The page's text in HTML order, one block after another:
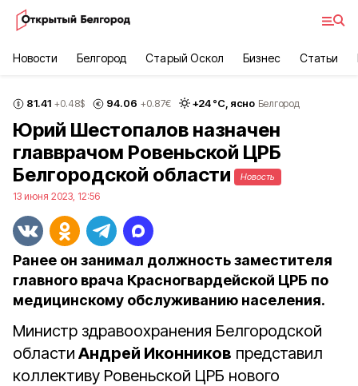
Новости Белгород Старый Оскол Бизнес Статьи
81.41 +0.48$ 94.06 +0.87€ +24°С, ясно Белгород
Юрий Шестопалов назначен
главврачом Ровеньской ЦРБ
Белгородской области
Новость
13 июня 2023, 12:56
Ранее он занимал должность заместителя
главного врача Красногвардейской ЦРБ по
медицинскому обслуживанию населения.
Министр здравоохранения Белгородской
области Андрей Иконников представил
коллективу Ровеньской ЦРБ нового